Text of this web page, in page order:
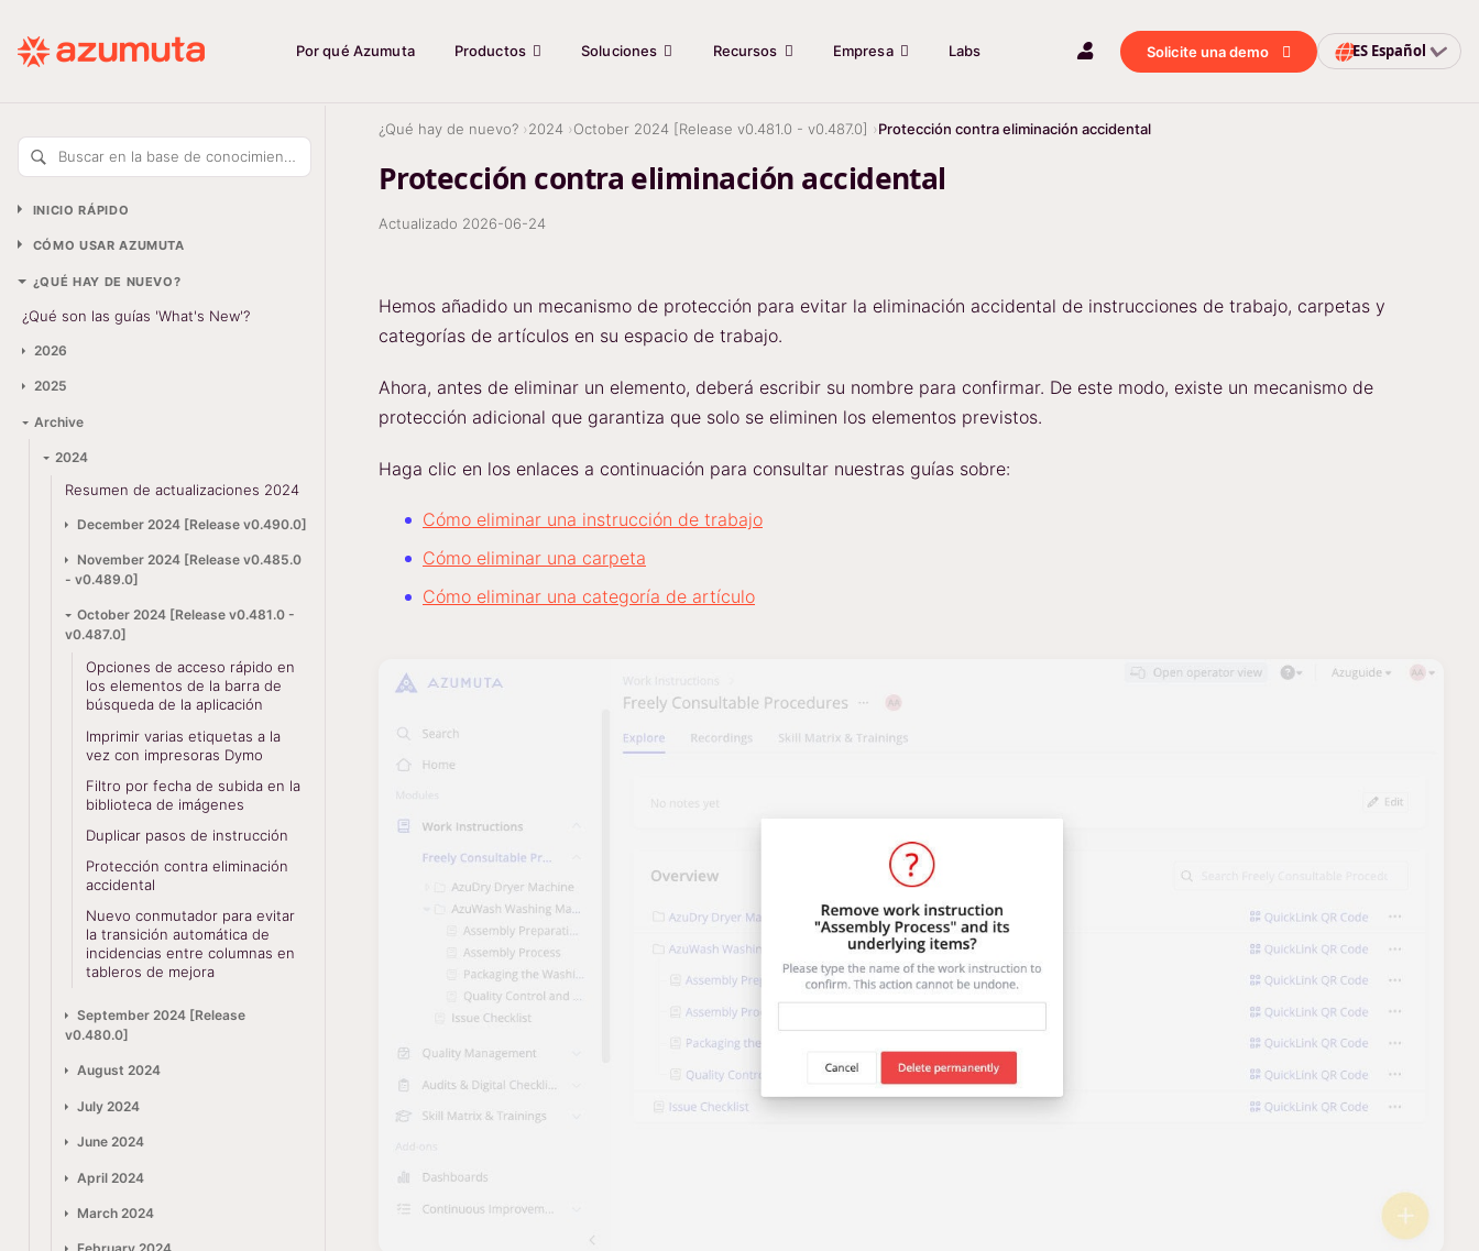
Por qué Azumuta Productos Soluciones Recursos Empresa Labs Solicite una demo ES Español
INICIO RÁPIDO
CÓMO USAR AZUMUTA
¿QUÉ HAY DE NUEVO?
¿Qué son las guías 'What's New'?
2026
2025
Archive
2024
Resumen de actualizaciones 2024
December 2024 [Release v0.490.0]
November 2024 [Release v0.485.0
- v0.489.0]
October 2024 [Release v0.481.0 -
v0.487.0]
Opciones de acceso rápido en
los elementos de la barra de
búsqueda de la aplicación
Imprimir varias etiquetas a la
vez con impresoras Dymo
Filtro por fecha de subida en la
biblioteca de imágenes
Duplicar pasos de instrucción
Protección contra eliminación
accidental
Nuevo conmutador para evitar
la transición automática de
incidencias entre columnas en
tableros de mejora
September 2024 [Release
v0.480.0]
August 2024
July 2024
June 2024
April 2024
March 2024
¿Qué hay de nuevo? 2024 October 2024 [Release v0.481.0 - v0.487.0] Protección contra eliminación accidental
Protección contra eliminación accidental
Actualizado 2026-06-24
Hemos añadido un mecanismo de protección para evitar la eliminación accidental de instrucciones de trabajo, carpetas y
categorías de artículos en su espacio de trabajo.
Ahora, antes de eliminar un elemento, deberá escribir su nombre para confirmar. De este modo, existe un mecanismo de
protección adicional que garantiza que solo se eliminen los elementos previstos.
Haga clic en los enlaces a continuación para consultar nuestras guías sobre:
Cómo eliminar una instrucción de trabajo
Cómo eliminar una carpeta
Cómo eliminar una categoría de artículo